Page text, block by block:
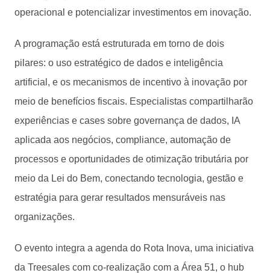
operacional e potencializar investimentos em inovação.
A programação está estruturada em torno de dois
pilares: o uso estratégico de dados e inteligência
artificial, e os mecanismos de incentivo à inovação por
meio de benefícios fiscais. Especialistas compartilharão
experiências e cases sobre governança de dados, IA
aplicada aos negócios, compliance, automação de
processos e oportunidades de otimização tributária por
meio da Lei do Bem, conectando tecnologia, gestão e
estratégia para gerar resultados mensuráveis nas
organizações.
O evento integra a agenda do Rota Inova, uma iniciativa
da Treesales com co-realização com a Área 51, o hub